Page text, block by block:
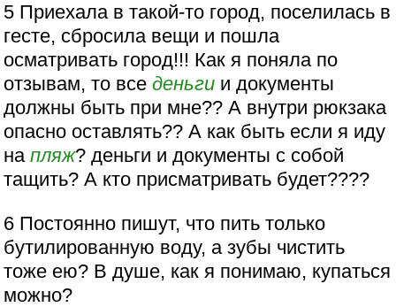
5 Приехала в такой-то город, поселилась в
гесте, сбросила вещи и пошла
осматривать город!!! Как я поняла по
отзывам, то вседеньги и документы
должны быть при мне?? А внутри рюкзака
опасно оставлять?? А как быть если я иду
напляж? деньги и документы с собой
тащить? А кто присматривать будет????
6 Постоянно пишут, что пить только
бутилированную воду, а зубы чистить
тоже ею? В душе, как я понимаю, купаться
можно?